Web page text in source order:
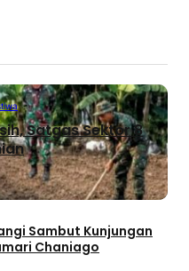
Satgas Sektor 8
Sambut Kunjungan
Chaniago